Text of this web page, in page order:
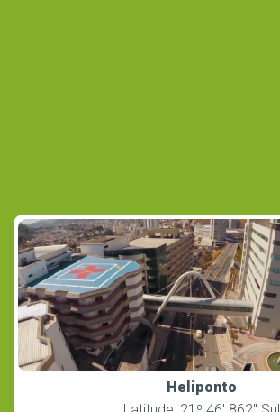
Heliponto